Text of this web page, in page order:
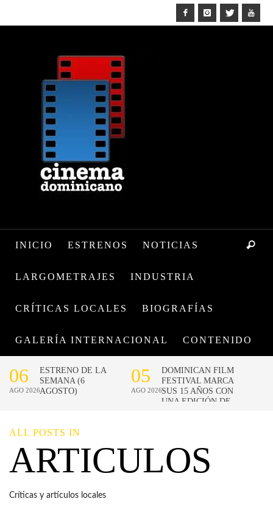
INICIO ESTRENOS NOTICIAS
LARGOMETRAJES INDUSTRIA
CRÍTICAS LOCALES BIOGRAFÍAS
GALERÍA INTERNACIONAL CONTENIDO
ALL POSTS IN
ARTICULOS
Críticas y artículos locales